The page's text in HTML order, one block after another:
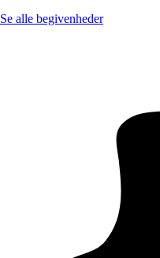
Se alle begivenheder